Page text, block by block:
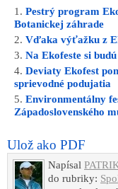
Pestrý program
Botanickej záhrade
Vďaka výťažku z
Na Ekofeste si
Deviaty Ekofest
sprievodné podujatia
Environmentálny
Západoslovenského
Ulož ako PDF
Napísal
do rubriky: